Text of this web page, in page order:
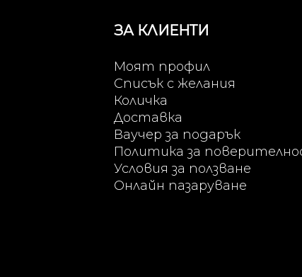
ЗА КЛИЕНТИ
Моят профил
Списък с желания
Количка
Доставка
Ваучер за подарък
Политика за
Условия за ползване
Онлайн пазаруване